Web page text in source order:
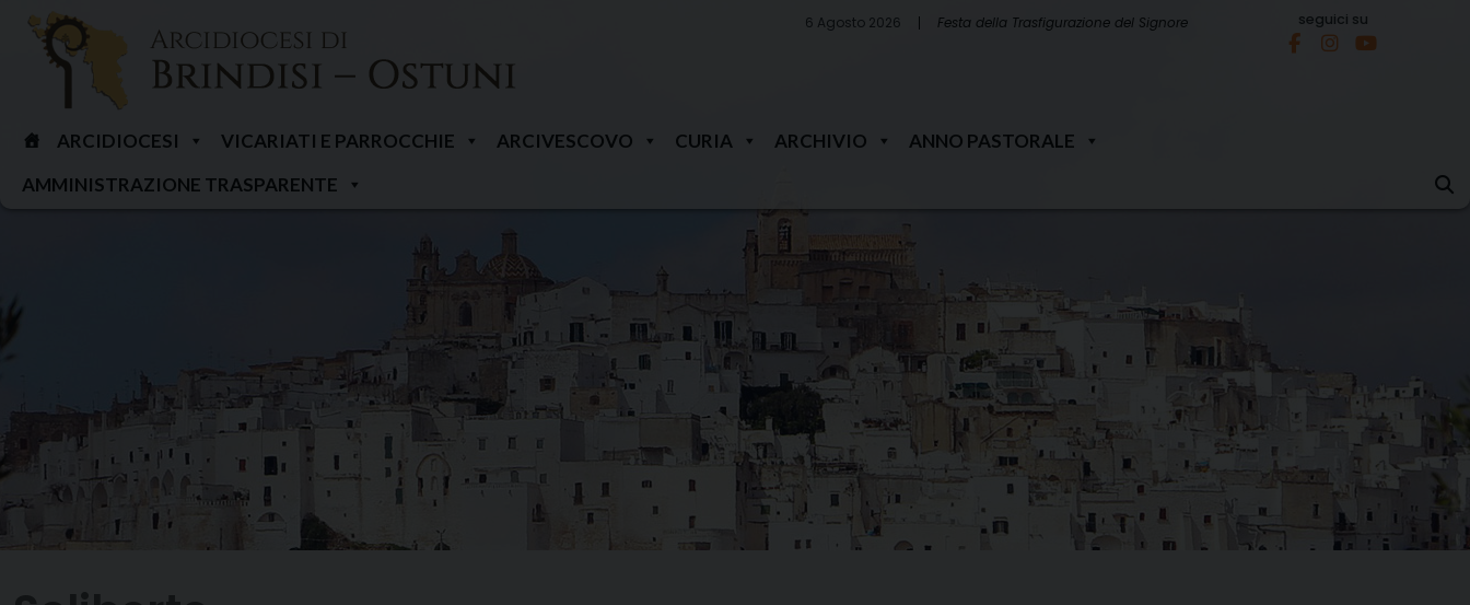
Skip
content
6 Agosto 2026 Festa della Trasfigurazione del Signore seguici su
ARCIDIOCESI VICARIATI E PARROCCHIE ARCIVESCOVO CURIA ARCHIVIO
ANNO PASTORALE
AMMINISTRAZIONE TRASPARENTE